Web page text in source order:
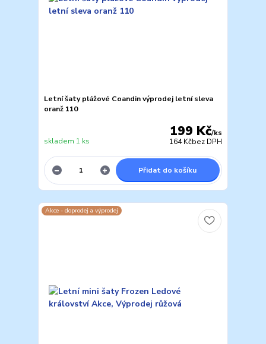
Letní šaty plážové Coandin výprodej letní sleva
oranž 110
199 Kč/ks
164 Kčbez DPH
skladem 1 ks
Přidat do košíku
Akce - doprodej a výprodej